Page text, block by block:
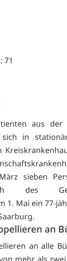
71
aus
in
sieben
des
1. Mai ein 77-
an
an alle